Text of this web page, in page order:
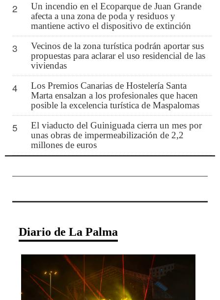
2
Un incendio en el Ecoparque de Juan Grande
afecta a una zona de poda y residuos y
mantiene activo el dispositivo de extinción
3
Vecinos de la zona turística podrán aportar sus
propuestas para aclarar el uso residencial de las
viviendas
4
Los Premios Canarias de Hostelería Santa
Marta ensalzan a los profesionales que hacen
posible la excelencia turística de Maspalomas
5
El viaducto del Guiniguada cierra un mes por
unas obras de impermeabilización de 2,2
millones de euros
Diario de La Palma